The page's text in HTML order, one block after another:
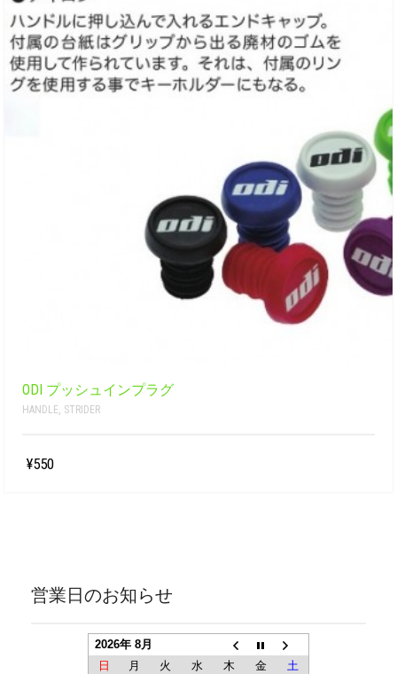
ODI プッシュインプラグ
HANDLE, STRIDER
¥550
営業日のお知らせ
2026年 8月
日
月 火 水 木 金
土